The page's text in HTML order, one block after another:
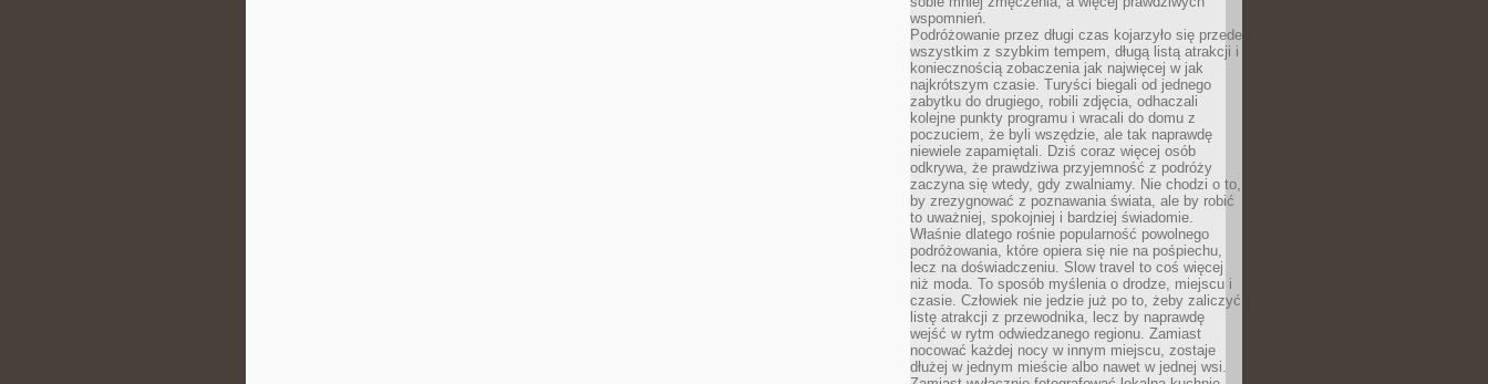
wspomnień.
Podróżowanie przez długi czas kojarzyło się przede
wszystkim z szybkim tempem, długą listą atrakcji i
koniecznością zobaczenia jak najwięcej w jak
najkrótszym czasie. Turyści biegali od jednego
zabytku do drugiego, robili zdjęcia, odhaczali
kolejne punkty programu i wracali do domu z
poczuciem, że byli wszędzie, ale tak naprawdę
niewiele zapamiętali. Dziś coraz więcej osób
odkrywa, że prawdziwa przyjemność z podróży
zaczyna się wtedy, gdy zwalniamy. Nie chodzi o to,
by zrezygnować z poznawania świata, ale by robić
to uważniej, spokojniej i bardziej świadomie.
Właśnie dlatego rośnie popularność powolnego
podróżowania, które opiera się nie na pośpiechu,
lecz na doświadczeniu. Slow travel to coś więcej
niż moda. To sposób myślenia o drodze, miejscu i
czasie. Człowiek nie jedzie już po to, żeby zaliczyć
listę atrakcji z przewodnika, lecz by naprawdę
wejść w rytm odwiedzanego regionu. Zamiast
nocować każdej nocy w innym miejscu, zostaje
dłużej w jednym mieście albo nawet w jednej wsi.